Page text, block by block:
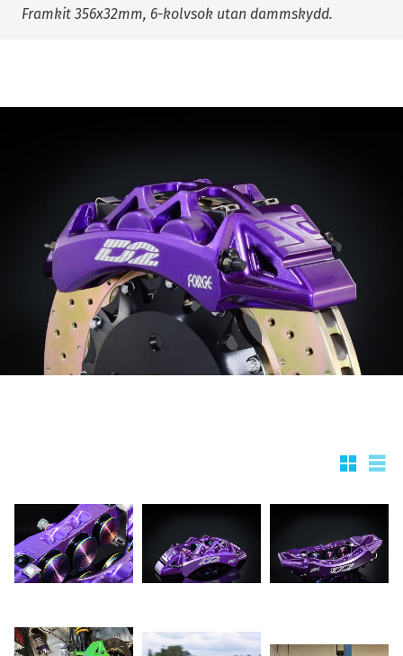
Framkit 356x32mm, 6-kolvsok utan dammskydd.